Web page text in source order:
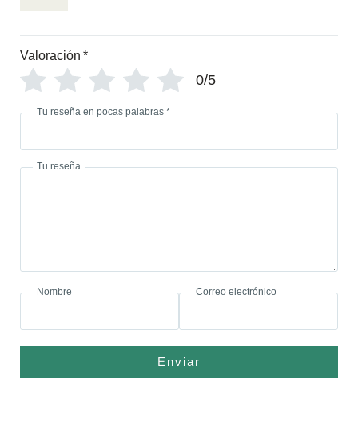
Valoración *
0/5
Tu reseña en pocas palabras *
Tu reseña
Nombre Correo electrónico
Enviar